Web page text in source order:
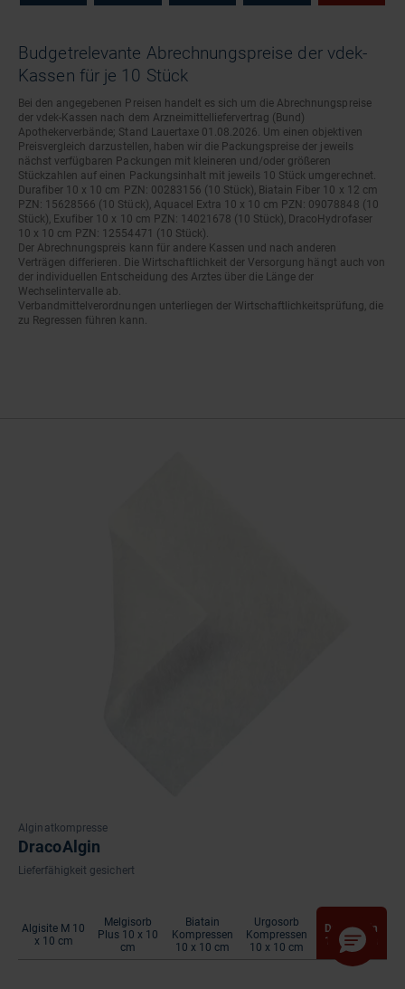
Budgetrelevante Abrechnungspreise der vdek-
Kassen für je 10 Stück
Bei den angegebenen Preisen handelt es sich um die Abrechnungspreise
der vdek-Kassen nach dem Arzneimittelliefervertrag (Bund)
Apothekerverbände; Stand Lauertaxe 01.08.2026. Um einen objektiven
Preisvergleich darzustellen, haben wir die Packungspreise der jeweils
nächst verfügbaren Packungen mit kleineren und/oder größeren
Stückzahlen auf einen Packungsinhalt mit jeweils 10 Stück umgerechnet.
Durafiber 10 x 10 cm PZN: 00283156 (10 Stück), Biatain Fiber 10 x 12 cm
PZN: 15628566 (10 Stück), Aquacel Extra 10 x 10 cm PZN: 09078848 (10
Stück), Exufiber 10 x 10 cm PZN: 14021678 (10 Stück), DracoHydrofaser
10 x 10 cm PZN: 12554471 (10 Stück).
Der Abrechnungspreis kann für andere Kassen und nach anderen
Verträgen differieren. Die Wirtschaftlichkeit der Versorgung hängt auch von
der individuellen Entscheidung des Arztes über die Länge der
Wechselintervalle ab.
Verbandmittelverordnungen unterliegen der Wirtschaftlichkeitsprüfung, die
zu Regressen führen kann.
Alginatkompresse
DracoAlgin
Lieferfähigkeit gesichert
Algisite M 10
x 10 cm
Melgisorb
Plus 10 x 10
cm
Biatain
Kompressen
10 x 10 cm
Urgosorb
Kompressen
10 x 10 cm
DracoAlgin
10 x 10 cm